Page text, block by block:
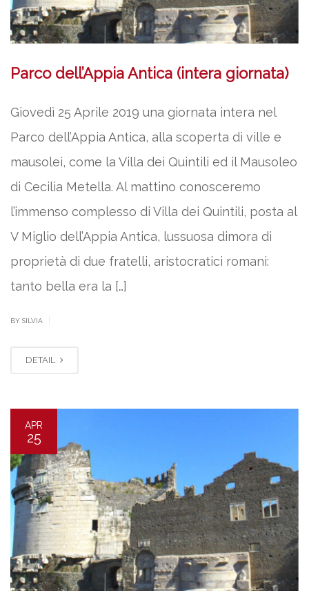
Parco dell’Appia Antica (intera giornata)
Giovedì 25 Aprile 2019 una giornata intera nel
Parco dell’Appia Antica, alla scoperta di ville e
mausolei, come la Villa dei Quintili ed il Mausoleo
di Cecilia Metella. Al mattino conosceremo
l’immenso complesso di Villa dei Quintili, posta al
V Miglio dell’Appia Antica, lussuosa dimora di
proprietà di due fratelli, aristocratici romani:
tanto bella era la […]
BY SILVIA
DETAIL
APR
25